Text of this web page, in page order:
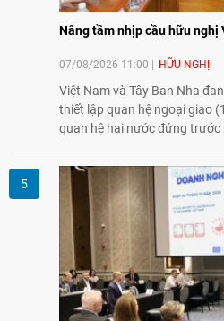
Nâng tầm nhịp cầu hữu nghị
07/08/2026 11:00 HỮU NGHỊ
Việt Nam và Tây Ban Nha
thiết lập quan hệ ngoại giao
quan hệ hai nước đứng
nhân dân có vai trò quan
xã hội, tăng cường hiểu biết,
dân hai nước.